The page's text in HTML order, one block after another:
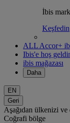
İbis
Keşfedin
ALL Accor+
Ibis'e hoş
ibis mağazası
Daha
EN
Geri
Aşağıdan ülkenizi
Coğrafi bölge